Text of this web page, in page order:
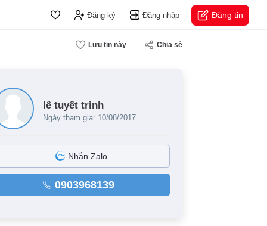
Đăng ký Đăng nhập Đăng tin
Lưu tin này Chia sẻ
lê tuyết trinh
Ngày tham gia: 10/08/2017
Nhắn Zalo
0903968139